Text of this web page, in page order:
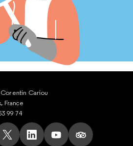
Cariou
France
99 74